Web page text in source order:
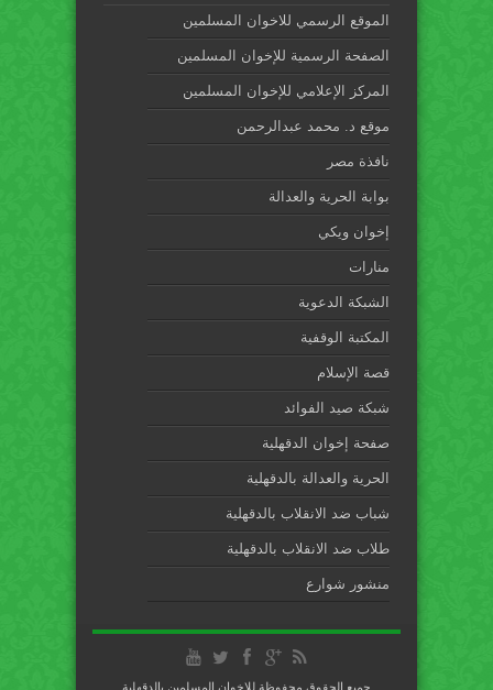
الموقع الرسمي للاخوان المسلمين
الصفحة الرسمية للإخوان المسلمين
المركز الإعلامي للإخوان المسلمين
موقع د. محمد عبدالرحمن
نافذة مصر
بوابة الحرية والعدالة
إخوان ويكي
منارات
الشبكة الدعوية
المكتبة الوقفية
قصة الإسلام
شبكة صيد الفوائد
صفحة إخوان الدقهلية
الحرية والعدالة بالدقهلية
شباب ضد الانقلاب بالدقهلية
طلاب ضد الانقلاب بالدقهلية
منشور شوارع
جميع الحقوق محفوظة للإخوان المسلمين بالدقهلية